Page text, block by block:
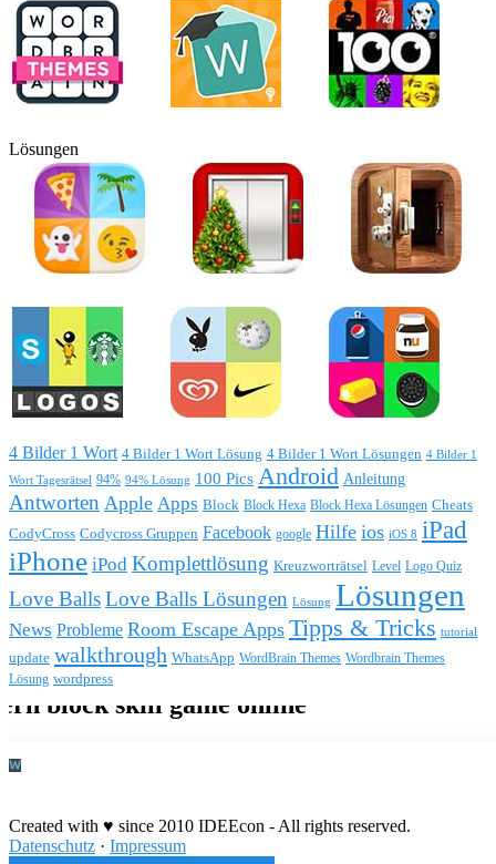
Lösungen
4 Bilder 1 Wort 4 Bilder 1 Wort Lösung 4 Bilder 1 Wort Lösungen 4 Bilder 1
Wort Tagesrätsel 94% 94% Lösung 100 Pics Android Anleitung
Antworten Apple Apps Block Block Hexa Block Hexa Lösungen Cheats
CodyCross Codycross Gruppen Facebook google Hilfe ios iOS 8 iPad
iPhone iPod Komplettlösung Kreuzworträtsel Level Logo Quiz
Love BallsLove Balls Lösungen Lösung Lösungen
News Probleme Room Escape Apps Tipps & Tricks tutorial
update walkthrough WhatsApp WordBrain Themes Wordbrain Themes
Lösung wordpress
Created with ♥ since 2010 IDEEcon - All rights reserved.
Datenschutz · Impressum